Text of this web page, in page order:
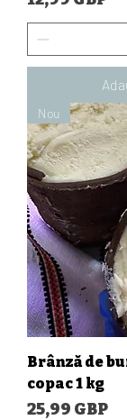
Nou
Brânză de
copac 1 kg
Preț
25,99 GBP